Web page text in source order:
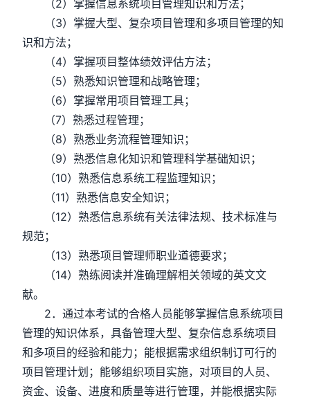
（2）掌握信息系统项目管理知识和方法；
（3）掌握大型、复杂项目管理和多项目管理的知
识和方法；
（4）掌握项目整体绩效评估方法；
（5）熟悉知识管理和战略管理；
（6）掌握常用项目管理工具；
（7）熟悉过程管理；
（8）熟悉业务流程管理知识；
（9）熟悉信息化知识和管理科学基础知识；
（10）熟悉信息系统工程监理知识；
（11）熟悉信息安全知识；
（12）熟悉信息系统有关法律法规、技术标准与
规范；
（13）熟悉项目管理师职业道德要求；
（14）熟练阅读并准确理解相关领域的英文文
献。
2．通过本考试的合格人员能够掌握信息系统项目
管理的知识体系，具备管理大型、复杂信息系统项目
和多项目的经验和能力；能根据需求组织制订可行的
项目管理计划；能够组织项目实施，对项目的人员、
资金、设备、进度和质量等进行管理，并能根据实际